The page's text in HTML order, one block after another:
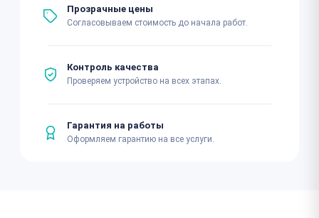
Прозрачные цены
Согласовываем стоимость до начала работ.
Контроль качества
Проверяем устройство на всех этапах.
Гарантия на работы
Оформляем гарантию на все услуги.